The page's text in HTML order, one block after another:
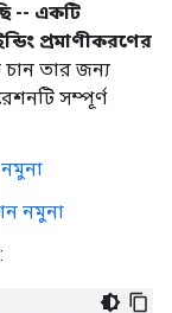
-- একটি
প্রমাণীকরণের
চান তার জন্য
সম্পূর্ণ
নমুনা